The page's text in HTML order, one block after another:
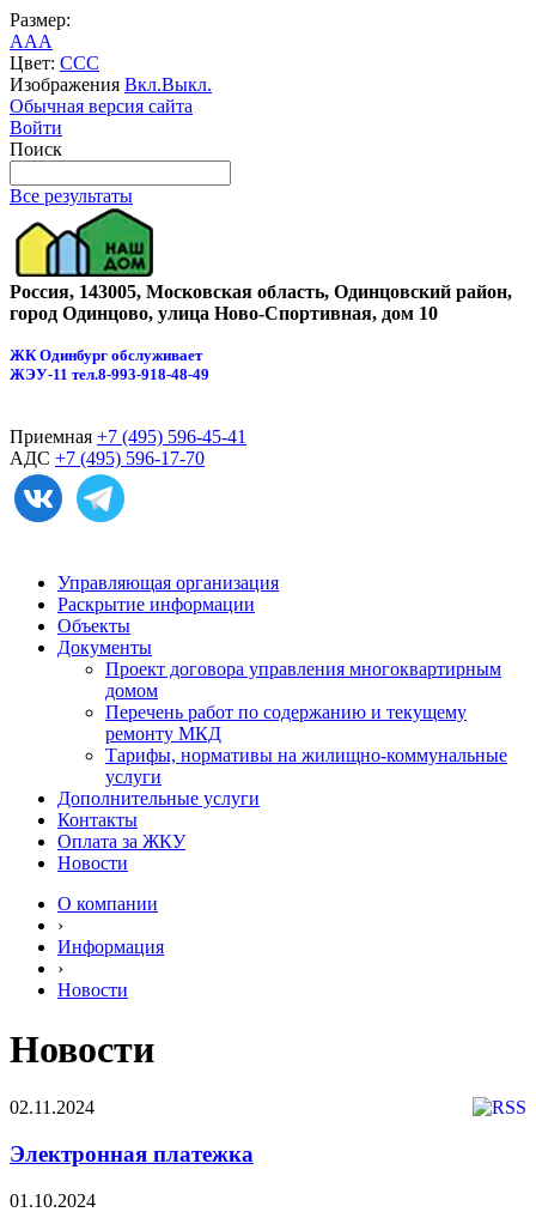
Размер:
AAA
Цвет: CCC
Изображения Вкл.Выкл.
Обычная версия сайта
Войти
Поиск
Все результаты
Россия, 143005, Московская область, Одинцовский район,
город Одинцово, улица Ново-Спортивная, дом 10
ЖК Одинбург обслуживает
ЖЭУ-11 тел.8-993-918-48-49
Приемная +7 (495) 596-45-41
АДС +7 (495) 596-17-70
Управляющая организация
Раскрытие информации
Объекты
Документы
Проект договора управления многоквартирным
домом
Перечень работ по содержанию и текущему
ремонту МКД
Тарифы, нормативы на жилищно-коммунальные
услуги
Дополнительные услуги
Контакты
Оплата за ЖКУ
Новости
О компании
›
Информация
›
Новости
Новости
02.11.2024
Электронная платежка
01.10.2024